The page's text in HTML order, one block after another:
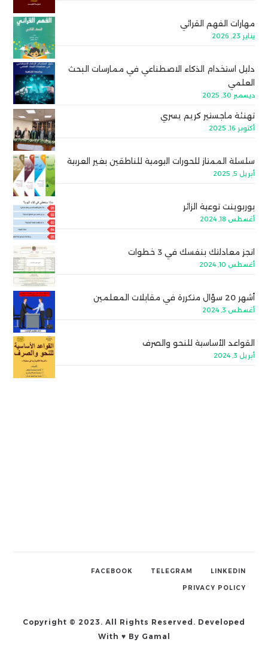
مهارات الفهم القرائي
يناير 23, 2026
دليل استخدام الذكاء الاصطناعي في ممارسات البحث
العلمي
ديسمبر 30, 2025
تهنئة ماجستير كريم يسري
أكتوبر 16, 2025
سلسلة الممتاز للحورات اليومية للناطقين بغير العربية
أبريل 5, 2025
بوربوينت توعية الزائر
أغسطس 18, 2024
انجز معادلتك بنفسك في 3 خطوات
أغسطس 10, 2024
أشهر 20 سؤال متكررة في مقابلات المعلمين
أغسطس 3, 2024
القواعد الأساسية للنحو والصرف
أبريل 3, 2024
LINKEDIN
TELEGRAM
FACEBOOK
PRIVACY POLICY
Copyright © 2023. All Rights Reserved. Developed
With ♥ By Gamal